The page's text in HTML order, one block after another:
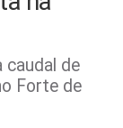
caudal de
Forte de